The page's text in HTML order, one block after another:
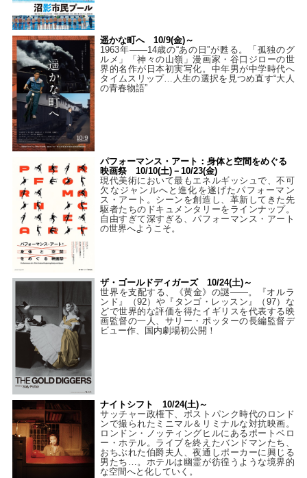
遥かな町へ 10/9(金)～
1963年――14歳の“あの日”が甦る。「孤独のグ
ルメ」「神々の山嶺」漫画家・谷口ジローの世
界的名作が日本初実写化。中年男が中学時代へ
タイムスリップ…人生の選択を見つめ直す“大人
の青春物語”
パフォーマンス・アート：身体と空間をめぐる
映画祭 10/10(土)－10/23(金)
現代美術において最もエネルギッシュで、不可
欠なジャンルへと進化を遂げたパフォーマン
ス・アート。シーンを創造し、革新してきた先
駆者たちのドキュメンタリーをラインナップ。
自由すぎて深すぎる、パフォーマンス・アート
の世界へようこそ。
ザ・ゴールドディガーズ 10/24(土)～
世界を支配する、《黄金》の謎――。『オルラ
ンド』（92）や『タンゴ・レッスン』（97）な
どで世界的な評価を得たイギリスを代表する映
画監督の一人、サリー・ポッターの長編監督デ
ビュー作、国内劇場初公開！
ナイトシフト 10/24(土)～
サッチャー政権下、ポストパンク時代のロンド
ンで撮られたミニマル＆リミナルな対抗映画。
ロンドン・ノッティングヒルにあるポートベロ
ー・ホテル。ライブを終えたバンドマンたち、
おちぶれた伯爵夫人、夜通しポーカーに興じる
男たち…。ホテルは幽霊が彷徨うような境界的
な空間へと化していく。